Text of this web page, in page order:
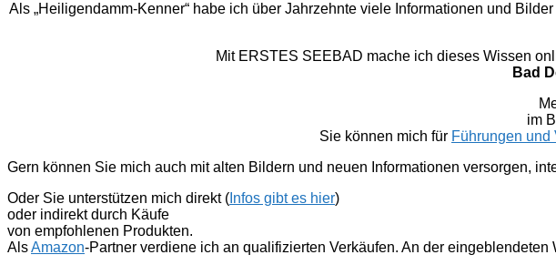
Als „Heiligendamm-Kenner“ habe ich über Jahrzehnte viele Informationen und
Mit ERSTES SEEBAD mache ich dieses Wissen
Bad
im
Sie können mich für Führungen und
Gern können Sie mich auch mit alten Bildern und neuen Informationen versorgen,
Oder Sie unterstützen mich direkt ( Infos gibt es hier)
oder indirekt durch Käufe
von empfohlenen Produkten.
AlsAmazon-Partner verdiene ich an qualifizierten Verkäufen. An der